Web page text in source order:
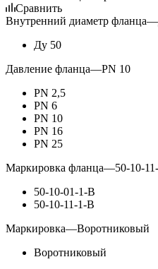
Сравнить
Внутренний диаметр фланца—
Ду 50
Давление фланца—PN 10
PN 2,5
PN 6
PN 10
PN 16
PN 25
Маркировка фланца—50-10-
50-10-01-1-В
50-10-11-1-В
Маркировка—Воротниковый
Воротниковый